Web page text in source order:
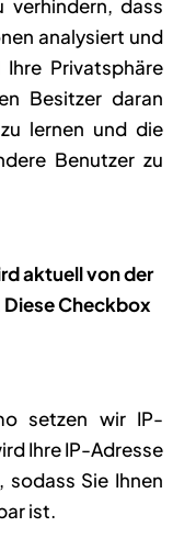
verhindern, dass
analysiert und
Privatsphäre
Besitzer daran
lernen und die
Benutzer zu
aktuell von der
Checkbox
setzen wir IP-
Ihre IP-Adresse
Sie Ihnen
ist.